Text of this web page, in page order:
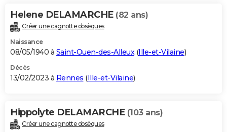
Helene DELAMARCHE (82 ans)
Créer une cagnotte obsèques
Naissance
08/05/1940 à Saint-Ouen-des-Alleux(Ille-et-Vilaine)
Décès
13/02/2023 à Rennes (Ille-et-Vilaine)
Hippolyte DELAMARCHE (103 ans)
Créer une cagnotte obsèques